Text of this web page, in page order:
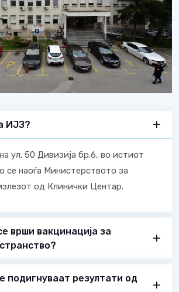
ИЈЗ?
ул. 50 Дивизија бр.6, во истиот
се наоѓа Министерството за
од Клинички Центар.
врши вакцинација за
подигнуваат резултати од